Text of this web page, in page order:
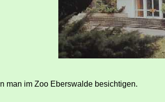
man im Zoo Eberswalde besichtigen.